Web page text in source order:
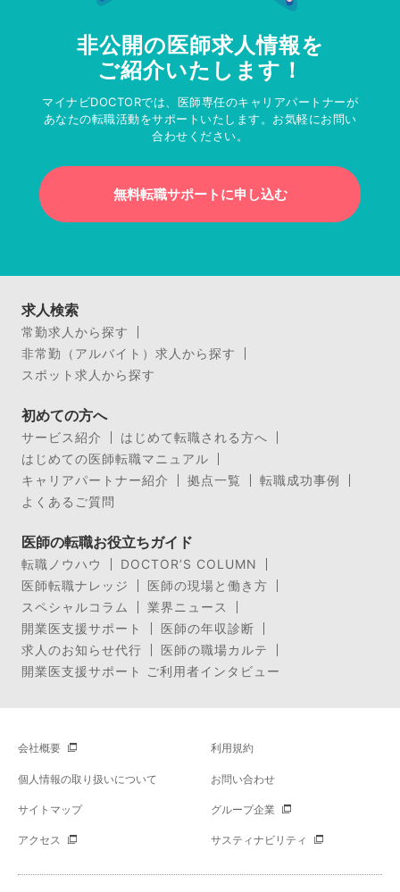
非公開の医師求人情報を
ご紹介いたします！
マイナビDOCTORでは、医師専任のキャリアパートナーが
あなたの転職活動をサポートいたします。お気軽にお問い
合わせください。
無料転職サポートに申し込む
求人検索
常勤求人から探す
非常勤（アルバイト）求人から探す
スポット求人から探す
初めての方へ
サービス紹介
はじめて転職される方へ
はじめての医師転職マニュアル
キャリアパートナー紹介
拠点一覧
転職成功事例
よくあるご質問
医師の転職お役立ちガイド
転職ノウハウ
DOCTOR’S COLUMN
医師転職ナレッジ
医師の現場と働き方
スペシャルコラム
業界ニュース
開業医支援サポート
医師の年収診断
求人のお知らせ代行
医師の職場カルテ
開業医支援サポート ご利用者インタビュー
会社概要 利用規約
個人情報の取り扱いについて お問い合わせ
サイトマップ グループ企業
アクセス サスティナビリティ